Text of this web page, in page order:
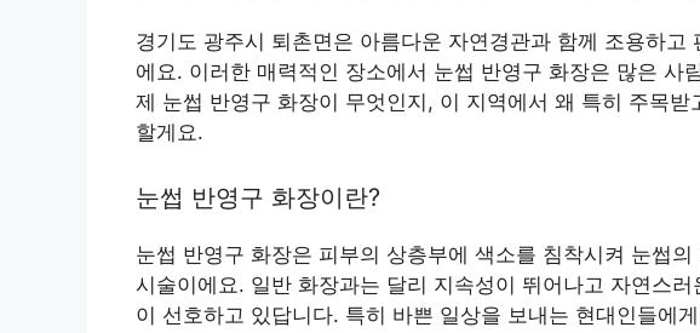
경기도 광주시 퇴촌면은 아름다운 자연경관과 함께 조용하고
에요. 이러한 매력적인 장소에서 눈썹 반영구 화장은 많은 사
제 눈썹 반영구 화장이 무엇인지, 이 지역에서 왜 특히 주목
할게요.
눈썹 반영구 화장이란?
눈썹 반영구 화장은 피부의 상층부에 색소를 침착시켜 눈썹
시술이에요. 일반 화장과는 달리 지속성이 뛰어나고 자연스
이 선호하고 있답니다. 특히 바쁜 일상을 보내는 현대인들에